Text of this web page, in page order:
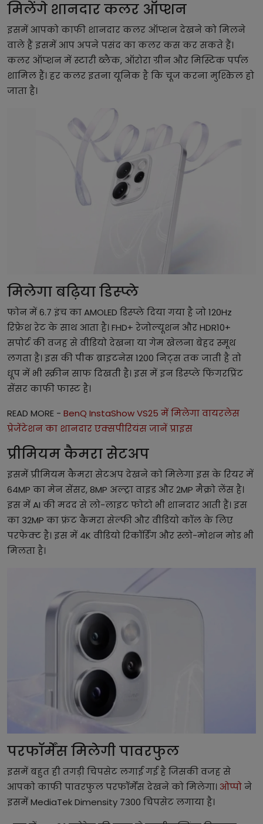
मिलेंगे शानदार कलर ऑप्शन
इसमें आपको काफी शानदार कलर ऑप्शन देखने को मिलने
वाले हैं इसमें आप अपने पसंद का कलर कस कर सकते हैं।
कलर ऑप्शन में स्टारी ब्लैक, ऑरोरा ग्रीन और मिस्टिक पर्पल
शामिल हैं। हर कलर इतना यूनिक है कि चूज करना मुश्किल हो
जाता है।
मिलेगा बढ़िया डिस्प्ले
फोन में 6.7 इंच का AMOLED डिस्प्ले दिया गया है जो 120Hz
रिफ्रेश रेट के साथ आता है। FHD+ रेजोल्यूशन और HDR10+
सपोर्ट की वजह से वीडियो देखना या गेम खेलना बेहद स्मूथ
लगता है। इस की पीक ब्राइटनेस 1200 निट्स तक जाती है तो
धूप में भी स्क्रीन साफ दिखती है। इस में इन डिस्प्ले फिंगरप्रिंट
सेंसर काफी फास्ट है।
READ MORE - BenQ InstaShow VS25 में मिलेगा वायरलेस
प्रेजेंटेशन का शानदार एक्सपीरियंस जानें प्राइस
प्रीमियम कैमरा सेटअप
इसमें प्रीमियम कैमरा सेटअप देखने को मिलेगा इस के रियर में
64MP का मेन सेंसर, 8MP अल्ट्रा वाइड और 2MP मैक्रो लेंस है।
इस में AI की मदद से लो-लाइट फोटो भी शानदार आती हैं। इस
का 32MP का फ्रंट कैमरा सेल्फी और वीडियो कॉल के लिए
परफेक्ट है। इस में 4K वीडियो रिकॉर्डिंग और स्लो-मोशन मोड भी
मिलता है।
परफॉर्मेंस मिलेगी पावरफुल
इसमें बहुत ही तगड़ी चिपसेट लगाई गई है जिसकी वजह से
आपको काफी पावरफुल परफॉर्मेंस देखने को मिलेगा। ओप्पोने
इसमें MediaTek Dimensity 7300 चिपसेट लगाया है।